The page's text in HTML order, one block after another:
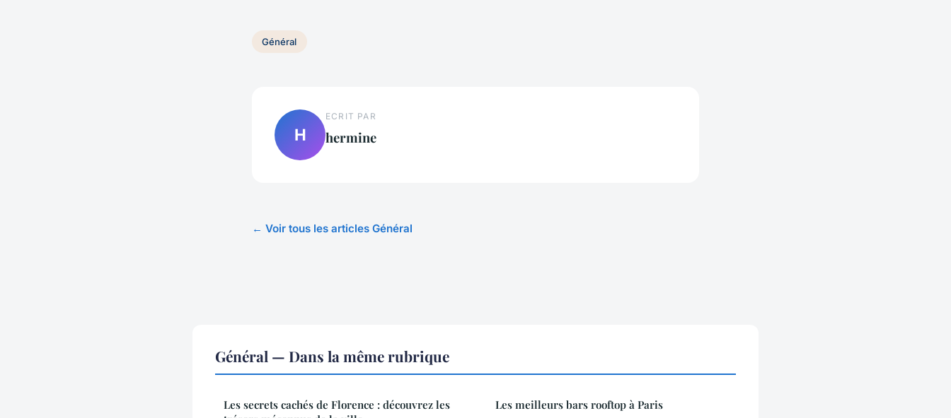
Général
H
ECRIT PAR
hermine
← Voir tous les articles Général
Général — Dans la même rubrique
Les secrets cachés de Florence : découvrez les
Les meilleurs bars rooftop à Paris